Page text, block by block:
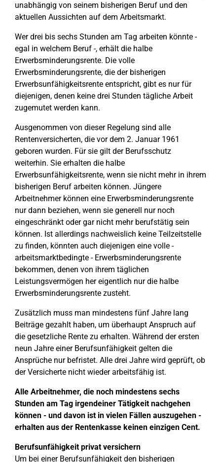
unabhängig von seinem bisherigen Beruf und den
aktuellen Aussichten auf dem Arbeitsmarkt.
Wer drei bis sechs Stunden am Tag arbeiten könnte -
egal in welchem Beruf -, erhält die halbe
Erwerbsminderungsrente. Die volle
Erwerbsminderungsrente, die der bisherigen
Erwerbsunfähigkeitsrente entspricht, gibt es nur für
diejenigen, denen keine drei Stunden tägliche Arbeit
zugemutet werden kann.
Ausgenommen von dieser Regelung sind alle
Rentenversicherten, die vor dem 2. Januar 1961
geboren wurden. Für sie gilt der Berufsschutz
weiterhin. Sie erhalten die halbe
Erwerbsunfähigkeitsrente, wenn sie nicht mehr in ihrem
bisherigen Beruf arbeiten können. Jüngere
Arbeitnehmer können eine Erwerbsminderungsrente
nur dann beziehen, wenn sie generell nur noch
eingeschränkt oder gar nicht mehr berufstätig sein
können. Ist allerdings nachweislich keine Teilzeitstelle
zu finden, könnten auch diejenigen eine volle -
arbeitsmarktbedingte - Erwerbsminderungsrente
bekommen, denen von ihrem täglichen
Leistungsvermögen her eigentlich nur die halbe
Erwerbsminderungsrente zusteht.
Zusätzlich muss man mindestens fünf Jahre lang
Beiträge gezahlt haben, um überhaupt Anspruch auf
die gesetzliche Rente zu erhalten. Während der ersten
neun Jahre einer Berufsunfähigkeit gelten die
Ansprüche nur befristet. Alle drei Jahre wird geprüft, ob
der Versicherte nicht wieder arbeitsfähig ist.
Alle Arbeitnehmer, die noch mindestens sechs
Stunden am Tag irgendeiner Tätigkeit nachgehen
können - und davon ist in vielen Fällen auszugehen -
erhalten aus der Rentenkasse keinen einzigen Cent.
Berufsunfähigkeit privat versichern
Um bei einer Berufsunfähigkeit den bisherigen